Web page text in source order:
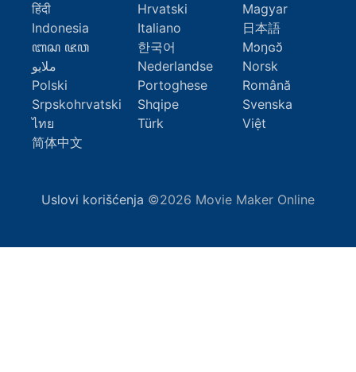
हिंदी
Hrvatski
Magyar
Indonesia
Italiano
日本語
ꦧꦱ ꦗꦮ
한국어
Mɔŋɢɔ̆
ملايو
Nederlandse
Norsk
Polski
Portoghese
Română
Srpskohrvatski
Shqipe
Svenska
ไทย
Türk
Việt
简体中文
Uslovi korišćenja ©2026 Movie Maker Online